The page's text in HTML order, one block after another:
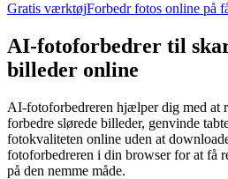
Gratis værktøjForbedr fotos online på
AI-fotoforbedrer til
billeder online
AI-fotoforbedreren hjælper dig med at
forbedre slørede billeder, genvinde
fotokvaliteten online uden at
fotoforbedreren i din browser for at få
på den nemme måde.